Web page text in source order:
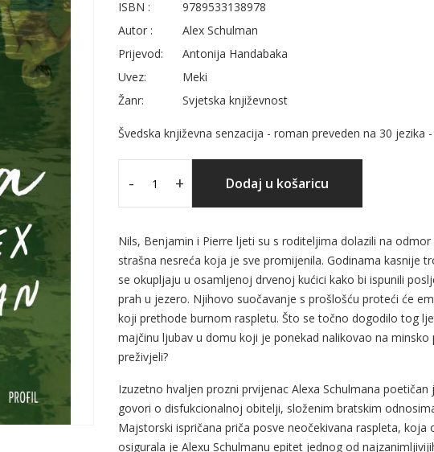
ISBN :
9789533138978
Autor :
Alex Schulman
Prijevod:
Antonija Handabaka
Uvez:
Meki
Žanr:
Svjetska književnost
Švedska književna senzacija - roman preveden na 30 jezika
- + Dodaj u košaricu
Nils, Benjamin i Pierre ljeti su s roditeljima dolazili na
strašna nesreća koja je sve promijenila. Godinama kasnije
se okupljaju u osamljenoj drvenoj kućici kako bi ispunili
prah u jezero. Njihovo suočavanje s prošlošću proteći će
koji prethode burnom raspletu. Što se točno dogodilo tog
majčinu ljubav u domu koji je ponekad nalikovao na
preživjeli?
Izuzetno hvaljen prozni prvijenac Alexa Schulmana
govori o disfukcionalnoj obitelji, složenim bratskim
Majstorski ispričana priča posve neočekivana raspleta,
osigurala je Alexu Schulmanu epitet jednog od